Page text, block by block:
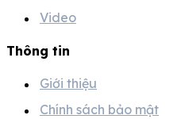
Video
Thông tin
Giới thiệu
Chính sách bảo mật